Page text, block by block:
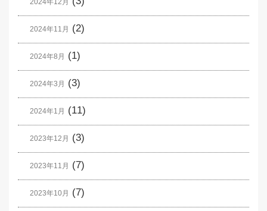
2024年12月
2024年11月 (2)
2024年8月 (1)
2024年3月 (3)
2024年1月 (11)
2023年12月 (3)
2023年11月 (7)
2023年10月 (7)